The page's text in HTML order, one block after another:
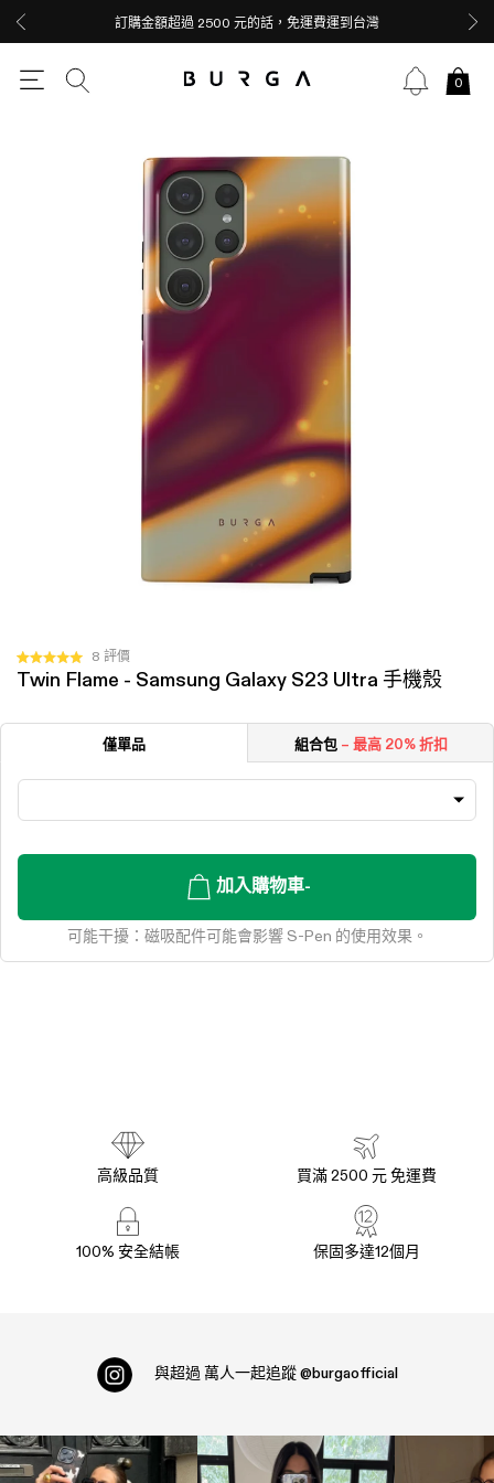
訂購金額超過 2500 元的話，免運費運到台灣
0
評
分
5
8 評價
一
捲
動
價
Twin Flame - Samsung Galaxy S23 Ultra 手機殼
僅單品 組合包 – 最高 20% 折扣
加入購物車-
可能干擾： 磁吸配件可能會影響 S-Pen 的使用效果。
高級品質 買滿 2500 元 免運費
100% 安全結帳 保固多達12個月
與超過 萬人一起追蹤 @burgaofficial